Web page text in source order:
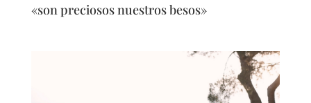
«son preciosos nuestros besos»